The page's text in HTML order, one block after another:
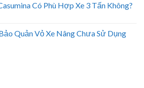
Có Phù Hợp Xe 3 Tấn Không?
Quản Vỏ Xe Nâng Chưa Sử Dụng